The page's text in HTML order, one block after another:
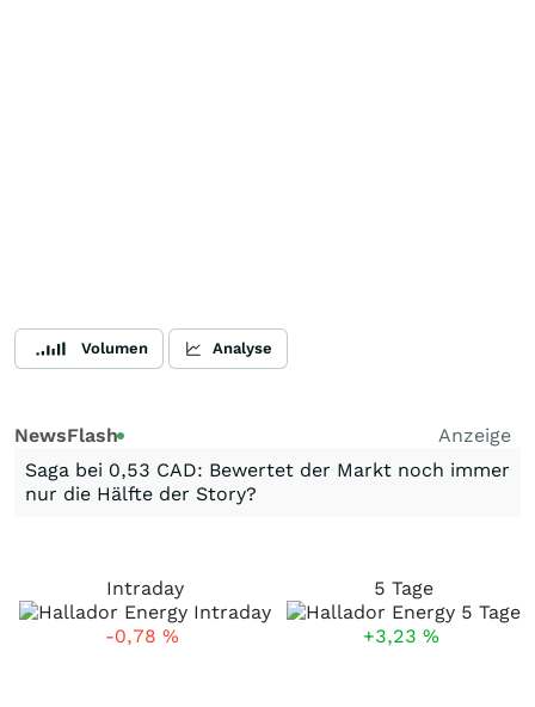
Volumen Analyse
NewsFlash
Anzeige
Saga bei 0,53 CAD: Bewertet der Markt noch immer
nur die Hälfte der Story?
Intraday
-0,78 %
5 Tage
+3,23 %